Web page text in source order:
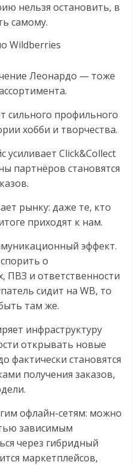
нельзя остановить, в
самому.
Wildberries
Леонардо — тоже
сильного профильного
хобби и творчества.
усиливает Click&Collect
партнёров становятся
рынку: даже те, кто
приходят к нам.
эффект.
о
ПВЗ и ответственности
сидит на WB, то
там же.
инфраструктуру
открывать новые
фактически становятся
получения заказов,
офлайн-сетям: можно
зависимым
через гибридный
маркетплейсов,